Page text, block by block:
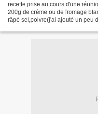
recette prise au cours d'une
200g de crème ou de fromage
râpé sel,poivre(j'ai ajouté un peu